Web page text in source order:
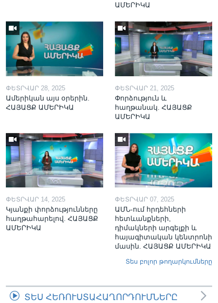
ԱՄԵՐԻԿԱ
ՓԵՏՐՎԱՐ 28, 2025
Ամերիկան այս օրերին.
ՀԱՅԱՑՔ ԱՄԵՐԻԿԱ
ՓԵՏՐՎԱՐ 21, 2025
Փորձություն և
հաղթանակ. ՀԱՅԱՑՔ
ԱՄԵՐԻԿԱ
ՓԵՏՐՎԱՐ 14, 2025
Կյանքի փորձությունները
հաղթահարելով. ՀԱՅԱՑՔ
ԱՄԵՐԻԿԱ
ՓԵՏՐՎԱՐ 07, 2025
ԱՄՆ-ում հրդեհների
հետևանքների,
դիմակների արգելքի և
հայագիտական կենտրոնի
մասին. ՀԱՅԱՑՔ ԱՄԵՐԻԿԱ
Տես բոլոր թողարկումները
ՏԵՍ ՀԵՌՈՒՍՏԱՀԱՂՈՐԴՈՒՄՆԵՐԸ